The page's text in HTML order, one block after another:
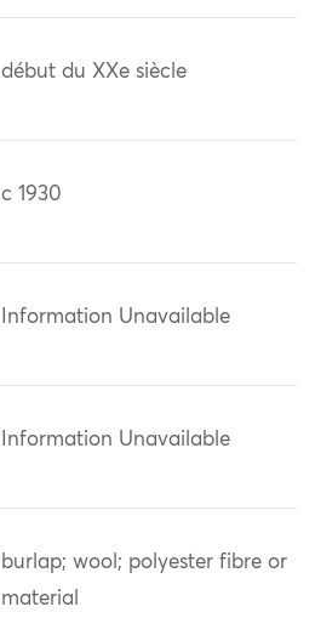
début du XXe siècle
c 1930
Information Unavailable
Information Unavailable
burlap; wool; polyester fibre or
material